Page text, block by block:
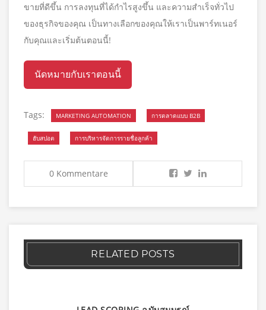
ขายที่ดีขึ้น การลงทุนที่ได้กำไรสูงขึ้น และความสำเร็จทั่วไป
ของธุรกิจของคุณ เป็นทางเลือกของคุณให้เราเป็นพาร์ทเนอร์
กับคุณและเริ่มต้นตอนนี้!
นัดหมายกับเราตอนนี้
Tags: MARKETING AUTOMATION การตลาดแบบ B2B
ฮับสปอต การบริหารจัดการรายชื่อลูกค้า
0 Kommentare
RELATED POSTS